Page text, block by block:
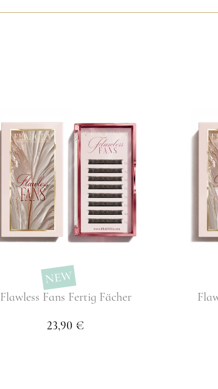
NEW
Flawless Fans Fertig Fächer
23,90 €